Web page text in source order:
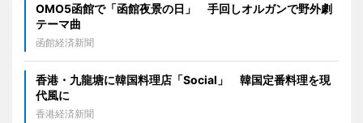
OMO5函館で「函館夜景の日」 手回しオルガンで野外劇
テーマ曲
函館経済新聞
香港・九龍塘に韓国料理店「Social」 韓国定番料理を現
代風に
香港経済新聞